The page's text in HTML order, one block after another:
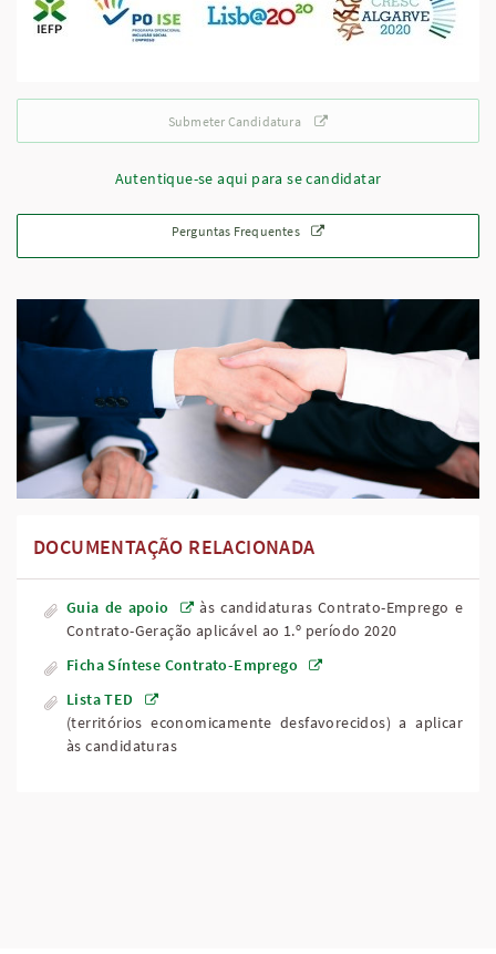
Submeter Candidatura
Autentique-se aqui para se candidatar
Perguntas Frequentes
DOCUMENTAÇÃO RELACIONADA
Guia de apoio
às candidaturas Contrato-Emprego e
Contrato-Geração aplicável ao 1.º período 2020
Ficha Síntese Contrato-Emprego
Lista TED
(territórios economicamente desfavorecidos) a aplicar
às candidaturas